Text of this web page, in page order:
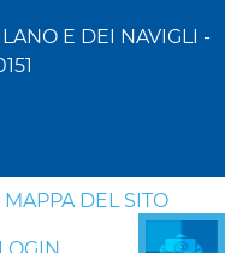
E DEI NAVIGLI -
MAPPA DEL SITO
LOGIN